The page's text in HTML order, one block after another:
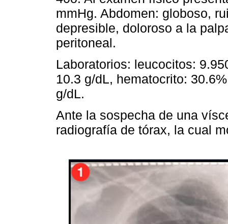
mmHg. Abdomen: globoso,
depresible, doloroso a la
peritoneal.
Laboratorios: leucocitos:
10.3 g/dL, hematocrito:
g/dL.
Ante la sospecha de una
radiografía de tórax, la cual